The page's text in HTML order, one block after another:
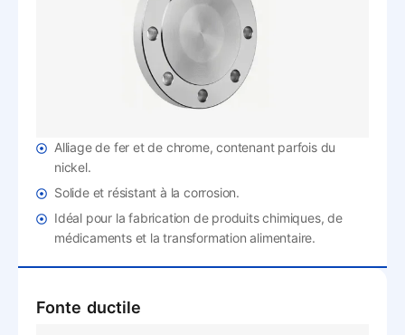
Alliage de fer et de chrome, contenant parfois du
nickel.
Solide et résistant à la corrosion.
Idéal pour la fabrication de produits chimiques, de
médicaments et la transformation alimentaire.
Fonte ductile